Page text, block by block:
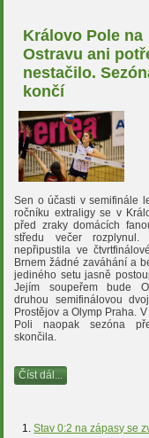
Královo Pole na
Ostravu ani
nestačilo.
končí
Sen o účasti v semifinále
ročníku extraligy se v
před zraky domácích
středu večer rozplynul.
nepřipustila ve
Brnem žádné zaváhání a
jediného setu jasně
Jejím soupeřem bude
druhou semifinálovou
Prostějov a Olymp Praha.
Poli naopak sezóna
skončila.
Číst dál...
Stav 0:2 na zápasy se